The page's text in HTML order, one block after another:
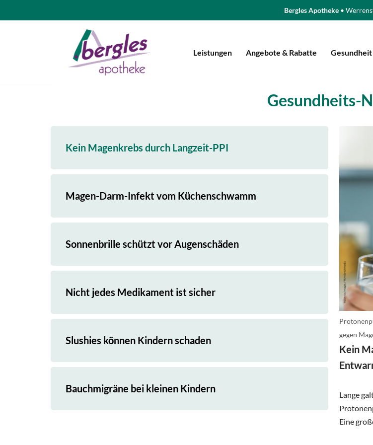
Bergles Apotheke •
Leistungen Angebote & Rabatte
Gesundheits-
Kein Magenkrebs durch Langzeit-PPI
Magen-Darm-Infekt vom Küchenschwamm
Sonnenbrille schützt vor Augenschäden
Nicht jedes Medikament ist sicher
Slushies können Kindern schaden
Bauchmigräne bei kleinen Kindern
gegen
Kein
Lange
Eine